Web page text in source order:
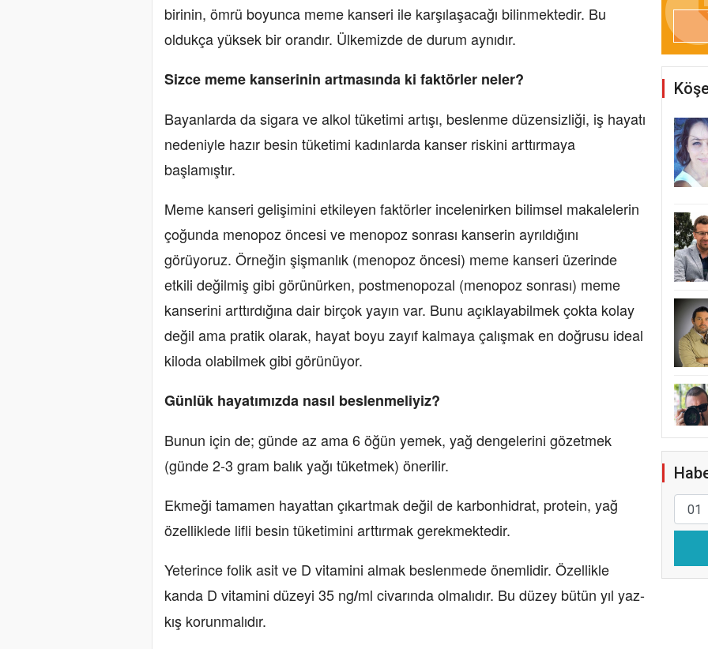
birinin, ömrü boyunca meme kanseri ile karşılaşacağı bilinmektedir. Bu
oldukça yüksek bir orandır. Ülkemizde de durum aynıdır.
Sizce meme kanserinin artmasında ki faktörler neler?
Bayanlarda da sigara ve alkol tüketimi artışı, beslenme düzensizliği, iş hayatı
nedeniyle hazır besin tüketimi kadınlarda kanser riskini arttırmaya
başlamıştır.
Meme kanseri gelişimini etkileyen faktörler incelenirken bilimsel makalelerin
çoğunda menopoz öncesi ve menopoz sonrası kanserin ayrıldığını
görüyoruz. Örneğin şişmanlık (menopoz öncesi) meme kanseri üzerinde
etkili değilmiş gibi görünürken, postmenopozal (menopoz sonrası) meme
kanserini arttırdığına dair birçok yayın var. Bunu açıklayabilmek çokta kolay
değil ama pratik olarak, hayat boyu zayıf kalmaya çalışmak en doğrusu ideal
kiloda olabilmek gibi görünüyor.
Günlük hayatımızda nasıl beslenmeliyiz?
Bunun için de; günde az ama 6 öğün yemek, yağ dengelerini gözetmek
(günde 2-3 gram balık yağı tüketmek) önerilir.
Ekmeği tamamen hayattan çıkartmak değil de karbonhidrat, protein, yağ
özelliklede lifli besin tüketimini arttırmak gerekmektedir.
Yeterince folik asit ve D vitamini almak beslenmede önemlidir. Özellikle
kanda D vitamini düzeyi 35 ng/ml civarında olmalıdır. Bu düzey bütün yıl yaz-
kış korunmalıdır.